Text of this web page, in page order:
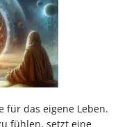
für das eigene Leben.
fühlen, setzt eine